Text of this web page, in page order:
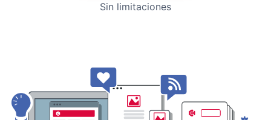
Sin limitaciones